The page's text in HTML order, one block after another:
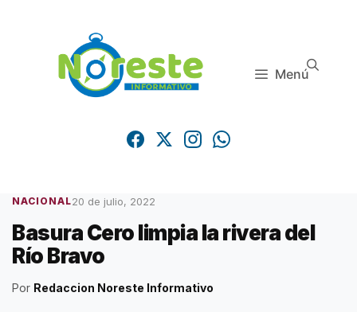
Menú
NACIONAL20 de julio, 2022
Basura Cero limpia la rivera del
Río Bravo
Por Redaccion Noreste Informativo